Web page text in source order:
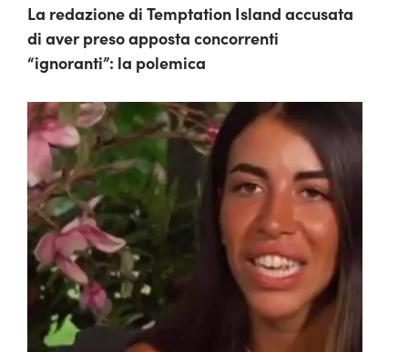
La redazione di Temptation Island accusata
di aver preso apposta concorrenti
“ignoranti”: la polemica